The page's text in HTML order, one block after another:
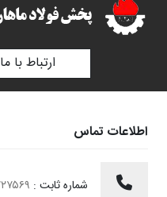
ارتباط با ما
اطلاعات تماس
شماره ثابت :